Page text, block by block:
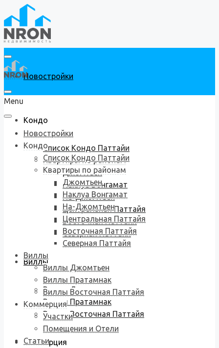
Новостройки
Кондо
Список Кондо Паттайи
Квартиры по районам
Джомтьен
Наклуа Вонгамат
На-Джомтьен
Центральная Паттайя
Восточная Паттайя
Северная Паттайя
Виллы
Виллы Джомтьен
Виллы Пратамнак
Виллы Восточная Паттайя
Коммерция
Menu
Новостройки
Кондо
Список Кондо Паттайи
Квартиры по районам
Джомтьен
Наклуа Вонгамат
На-Джомтьен
Центральная Паттайя
Восточная Паттайя
Северная Паттайя
Виллы
Виллы Джомтьен
Виллы Пратамнак
Виллы Восточная Паттайя
Коммерция
Участки
Помещения и Отели
Статьи